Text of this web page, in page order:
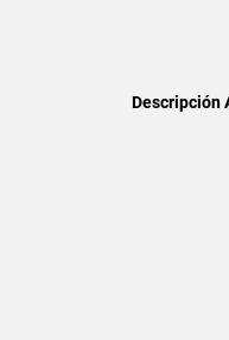
Descripción